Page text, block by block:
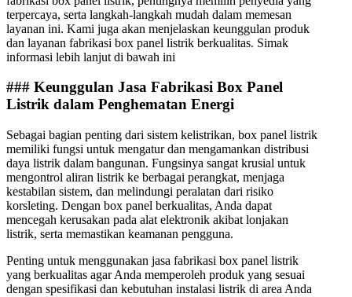
terpercaya, serta langkah-langkah mudah dalam memesan
layanan ini. Kami juga akan menjelaskan keunggulan produk
dan layanan fabrikasi box panel listrik berkualitas. Simak
informasi lebih lanjut di bawah ini
### Keunggulan Jasa Fabrikasi Box Panel
Listrik dalam Penghematan Energi
Sebagai bagian penting dari sistem kelistrikan, box panel listrik
memiliki fungsi untuk mengatur dan mengamankan distribusi
daya listrik dalam bangunan. Fungsinya sangat krusial untuk
mengontrol aliran listrik ke berbagai perangkat, menjaga
kestabilan sistem, dan melindungi peralatan dari risiko
korsleting. Dengan box panel berkualitas, Anda dapat
mencegah kerusakan pada alat elektronik akibat lonjakan
listrik, serta memastikan keamanan pengguna.
Penting untuk menggunakan jasa fabrikasi box panel listrik
yang berkualitas agar Anda memperoleh produk yang sesuai
dengan spesifikasi dan kebutuhan instalasi listrik di area Anda